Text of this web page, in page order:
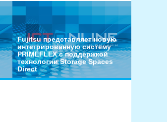
Fujitsu представляет новую
интегрированную систему
PRIMEFLEX с поддержкой
технологии Storage Spaces
Direct